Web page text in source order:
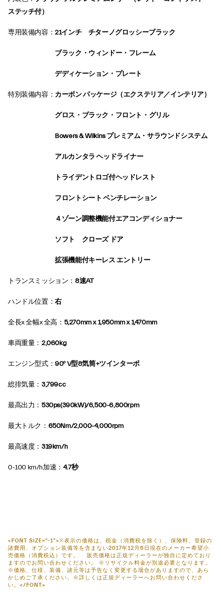
ステッチ付）
専用装備内容：21インチ チターノグロッシーブラック
ブラック・ウィンドー・フレーム
デディケーション・プレート
特別装備内容： カーボン パッケージ（エクステリア／インテリア）
グロス・ブラック・フロント・グリル
Bowers & Wilkins プレミアム・サラウンドシステム
アルカンタラ ヘッドライナー
トライデントロゴ付ヘッドレスト
フロントシート ベンチレーション
４ゾーン調整機能付エアコンディショナー
ソフト クローズ ドア
拡張機能付キーレス エントリー
トランスミッション： 8速AT
ハンドル位置：右
全長x 全幅x 全高： 5,270mm x 1,950mm x 1,470mm
車両重量： 2,060kg
エンジン型式：90º V型8気筒+ツインターボ
総排気量： 3,799cc
最高出力： 530ps(390kW)/6,500-6,800rpm
最大トルク： 650Nm/2,000-4,000rpm
最高速度： 319km/h
0-100 km/h加速： 4.7秒
<FONT SIZE="-1">※表示の価格は、税金（消費税を除く）、保険料、登録の
諸費用、オプション装備等を含まない2017年12月6日現在のメーカー希望小
売価格（消費税込）です。 販売価格は正規ディーラーが独自に定めており
ますのでお問い合わせください。 ※リサイクル料金が別途必要となります。
※価格、仕様、装備、諸元等は予告なく変更する場合がありますので、あら
かじめご了承ください。※詳しくは正規ディーラーへお問い合わせくださ
い。</FONT>